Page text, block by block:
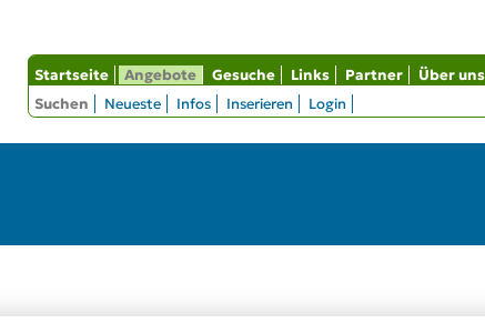
Startseite
Angebote
Suchen
Neueste Infos Inserieren Login
Gesuche Links Partner Über uns